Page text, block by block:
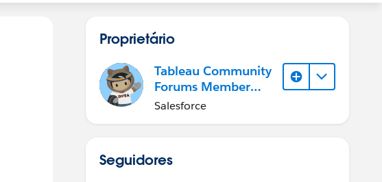
Proprietário
Tableau Community
Forums Member
(Inactive)
Salesforce
Seguidores